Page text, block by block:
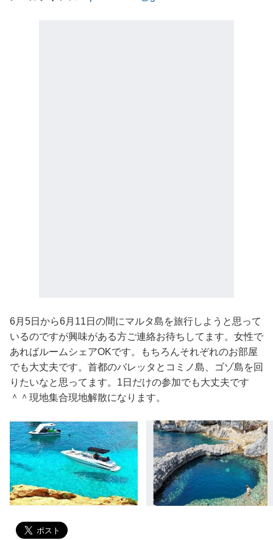
6月5日から6月11日の間にマルタ島を旅行しようと思って
いるのですが興味がある方ご連絡お待ちしてます。女性で
あればルームシェアOKです。もちろんそれぞれのお部屋
でも大丈夫です。首都のバレッタとコミノ島、ゴゾ島を回
りたいなと思ってます。1日だけの参加でも大丈夫です
＾＾現地集合現地解散になります。